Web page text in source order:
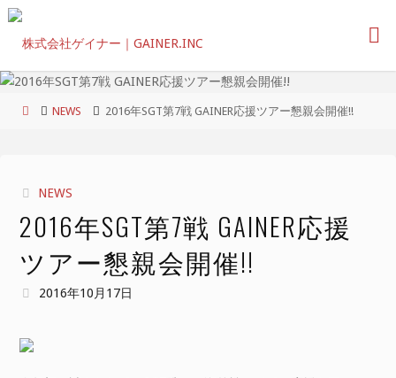
コ
ン
ホ
NEWS 2016年SGT第7戦 GAINER応援ツアー懇親会開催!!
NEWS
2016年SGT第7戦 GAINER応援
ツアー懇親会開催!!
2016年10月17日